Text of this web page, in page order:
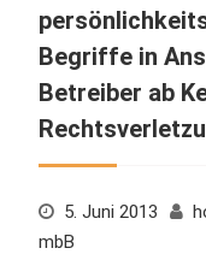
Begriffe in
Betreiber ab
5. Juni 2013
mbB